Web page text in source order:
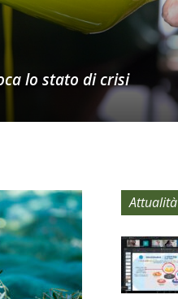
lo stato di crisi
Attualità